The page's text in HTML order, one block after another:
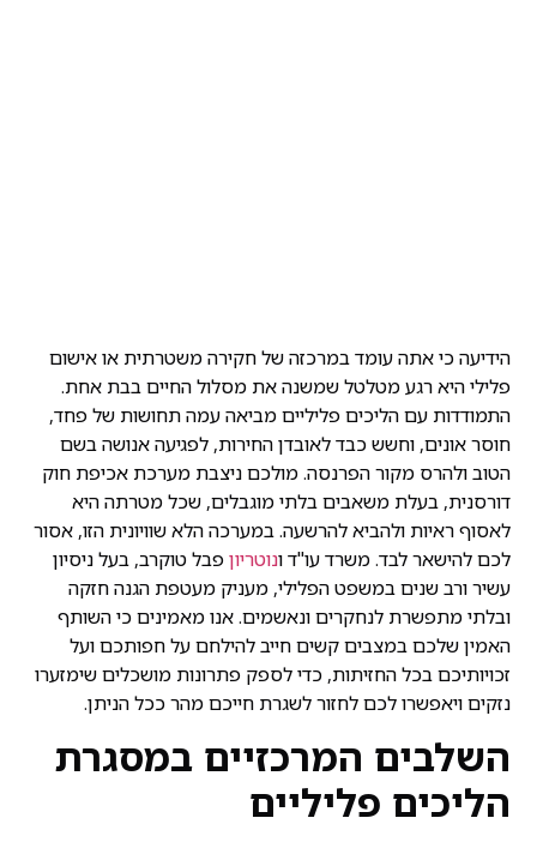
הידיעה כי אתה עומד במרכזה של חקירה משטרתית או אישום
פלילי היא רגע מטלטל שמשנה את מסלול החיים בבת אחת.
התמודדות עם הליכים פליליים מביאה עמה תחושות של פחד,
חוסר אונים, וחשש כבד לאובדן החירות, לפגיעה אנושה בשם
הטוב ולהרס מקור הפרנסה. מולכם ניצבת מערכת אכיפת חוק
דורסנית, בעלת משאבים בלתי מוגבלים, שכל מטרתה היא
לאסוף ראיות ולהביא להרשעה. במערכה הלא שוויונית הזו, אסור
לכם להישאר לבד. משרד עו"ד ונוטריוןפבל טוקרב, בעל ניסיון
עשיר ורב שנים במשפט הפלילי, מעניק מעטפת הגנה חזקה
ובלתי מתפשרת לנחקרים ונאשמים. אנו מאמינים כי השותף
האמין שלכם במצבים קשים חייב להילחם על חפותכם ועל
זכויותיכם בכל החזיתות, כדי לספק פתרונות מושכלים שימזערו
נזקים ויאפשרו לכם לחזור לשגרת חייכם מהר ככל הניתן.
השלבים המרכזיים במסגרת
הליכים פליליים